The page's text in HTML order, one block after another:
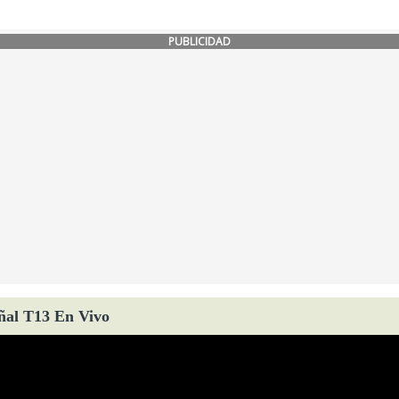
PUBLICIDAD
T13 En Vivo